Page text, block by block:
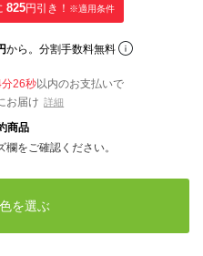
825円引き！ ※適用条件
から。分割手数料無料
25秒以内のお支払いで
お届け 詳細
商品
をご確認ください。
を選ぶ